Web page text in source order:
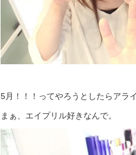
5月！！！ってやろうとしたらアラ
まぁ、エイプリル好きなんで。